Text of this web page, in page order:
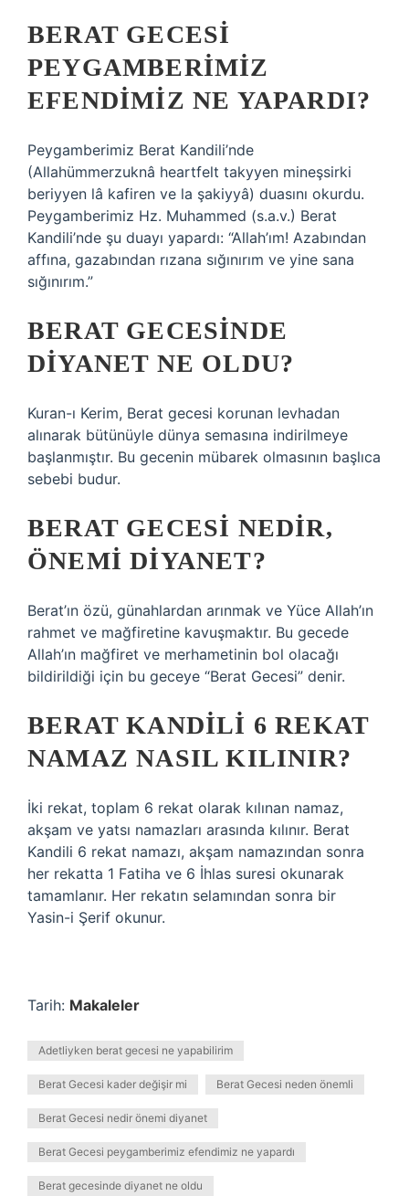
BERAT GECESI
PEYGAMBERIMIZ
EFENDIMIZ NE YAPARDI?
Peygamberimiz Berat Kandili’nde
(Allahümmerzuknâ heartfelt takyyen mineşsirki
beriyyen lâ kafiren ve la şakiyyâ) duasını okurdu.
Peygamberimiz Hz. Muhammed (s.a.v.) Berat
Kandili’nde şu duayı yapardı: “Allah’ım! Azabından
affına, gazabından rızana sığınırım ve yine sana
sığınırım.”
BERAT GECESINDE
DIYANET NE OLDU?
Kuran-ı Kerim, Berat gecesi korunan levhadan
alınarak bütünüyle dünya semasına indirilmeye
başlanmıştır. Bu gecenin mübarek olmasının başlıca
sebebi budur.
BERAT GECESI NEDIR,
ÖNEMI DIYANET?
Berat’ın özü, günahlardan arınmak ve Yüce Allah’ın
rahmet ve mağfiretine kavuşmaktır. Bu gecede
Allah’ın mağfiret ve merhametinin bol olacağı
bildirildiği için bu geceye “Berat Gecesi” denir.
BERAT KANDILI 6 REKAT
NAMAZ NASIL KILINIR?
İki rekat, toplam 6 rekat olarak kılınan namaz,
akşam ve yatsı namazları arasında kılınır. Berat
Kandili 6 rekat namazı, akşam namazından sonra
her rekatta 1 Fatiha ve 6 İhlas suresi okunarak
tamamlanır. Her rekatın selamından sonra bir
Yasin-i Şerif okunur.
Tarih: Makaleler
Adetliyken berat gecesi ne yapabilirim
Berat Gecesi kader değişir mi Berat Gecesi neden önemli
Berat Gecesi nedir önemi diyanet
Berat Gecesi peygamberimiz efendimiz ne yapardı
Berat gecesinde diyanet ne oldu